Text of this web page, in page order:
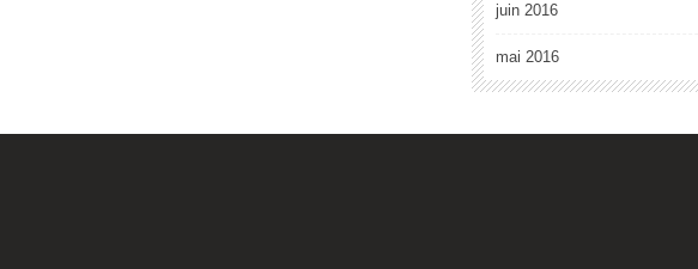
juin 2016
mai 2016